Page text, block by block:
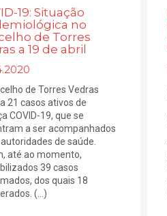
19: Situação
no
de Torres
a 19 de abril
de Torres Vedras
21 casos ativos de
COVID-19, que se
a ser acompanhados
de saúde.
até ao momento,
39 casos
dos quais 18
(...)